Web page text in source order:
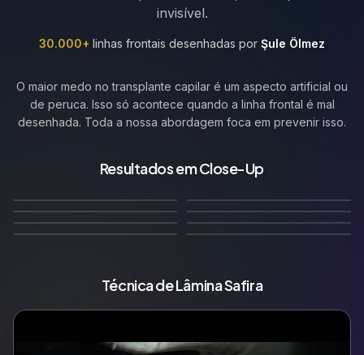
invisível.
30.000+ linhas frontais desenhadas por Şule Ölmez
O maior medo no transplante capilar é um aspecto artificial ou
de peruca. Isso só acontece quando a linha frontal é mal
desenhada. Toda a nossa abordagem foca em prevenir isso.
Resultados em Close-Up
micro-irregularidades
naturais
🇩🇪
irregularidades naturais
Linha Frontal Reta–
10 Meses Depois
Linha frontal recuada
12 Meses Depois
🇳🇱
conservadora natural
14 Meses Depois
🇧🇪
irregular
12 Meses Depois
🇵🇱
Maduro
12 Meses Depois 🇷🇺
Widow's Peak
10 Meses Depois
Técnica de Lâmina Safira